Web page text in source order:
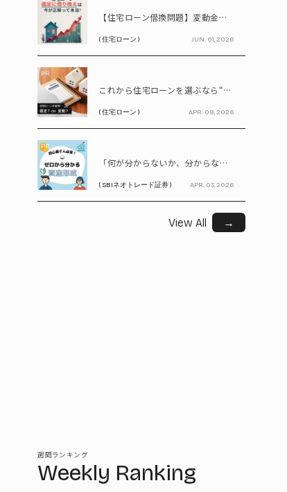
【住宅ローン借換問題】変動金利が上昇中!! 固定に借り換えるなら今が正解って本当? シミュレーションで比較してみよう
( 住宅ローン ) JUN. 01, 2026
PR
これから住宅ローンを選ぶなら“固定vs変動”どちらが正解? 9割が利用したいと答えた「いま決めなくてもいい」ローンとは!?
( 住宅ローン ) APR. 09, 2026
PR
「何が分からないか、分からない」から卒業！ SBIネオトレード証券で学ぶ、はじめての資産形成
( SBIネオトレード証券 ) APR. 03, 2026
View All →
週間ランキング
Weekly Ranking